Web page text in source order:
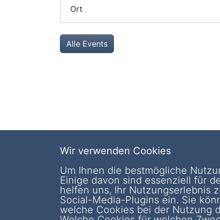
Wir verwenden Cookies
Um Ihnen die bestmögliche
Einige davon sind essenziell für
helfen uns, Ihr Nutzungserlebnis
Social-Media-Plugins ein. Sie
welche Cookies bei der Nutzung
Ort
Alle Events
Interdisziplinäre Ukraine-
Forschung:
Vergangenheit neu denken,
Zukunft neu gestalten